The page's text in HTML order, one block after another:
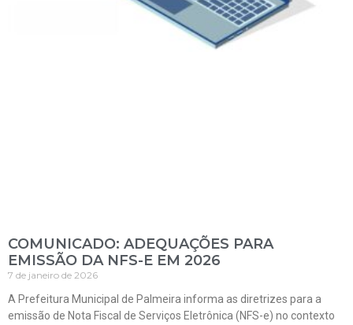
COMUNICADO: ADEQUAÇÕES PARA
EMISSÃO DA NFS-E EM 2026
7 de janeiro de 2026
A Prefeitura Municipal de Palmeira informa as diretrizes para a
emissão de Nota Fiscal de Serviços Eletrônica (NFS-e) no contexto